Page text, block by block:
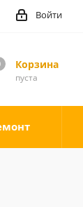
Войти
Корзина
пуста